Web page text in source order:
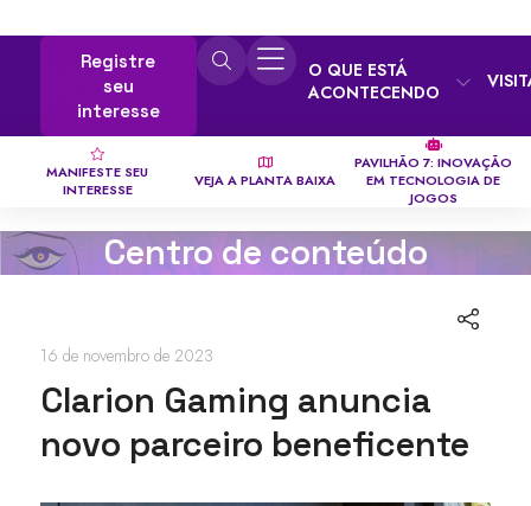
Registre
seu
interesse
O QUE ESTÁ
ACONTECENDO
MANIFESTE SEU
INTERESSE
VEJA A PLANTA BAIXA
PAVILHÃO 7: INOVAÇÃO
EM TECNOLOGIA DE
JOGOS
Centro de conteúdo
16 de novembro de 2023
Clarion Gaming anuncia
novo parceiro beneficente